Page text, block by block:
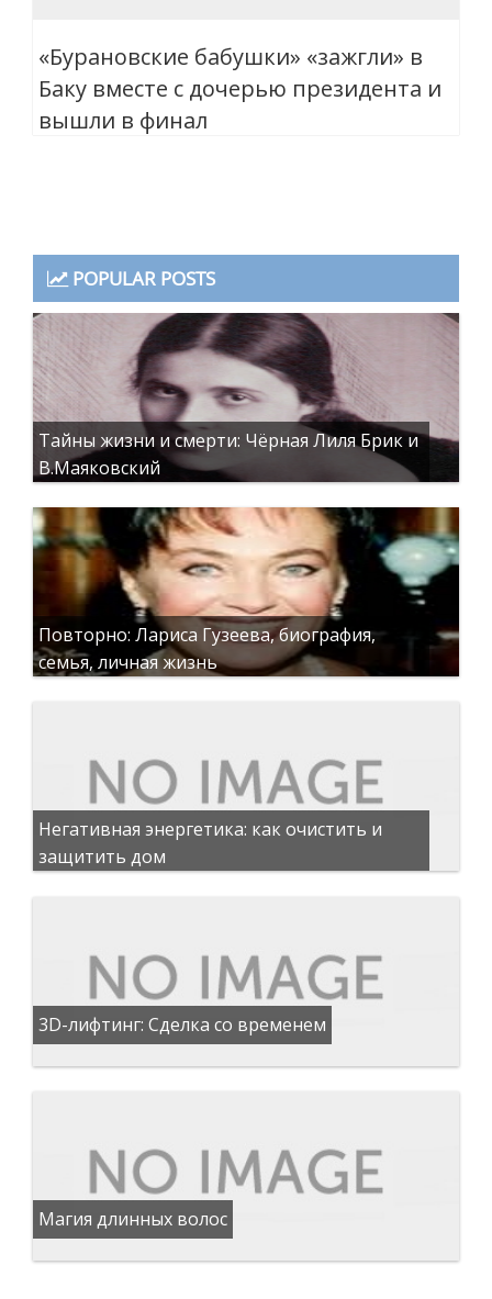
«Бурановские бабушки» «зажгли» в
Баку вместе с дочерью президента и
вышли в финал
POPULAR POSTS
Тайны жизни и смерти: Чёрная Лиля Брик и
В.Маяковский
Повторно: Лариса Гузеева, биография,
семья, личная жизнь
Негативная энергетика: как очистить и
защитить дом
3D-лифтинг: Сделка со временем
Магия длинных волос